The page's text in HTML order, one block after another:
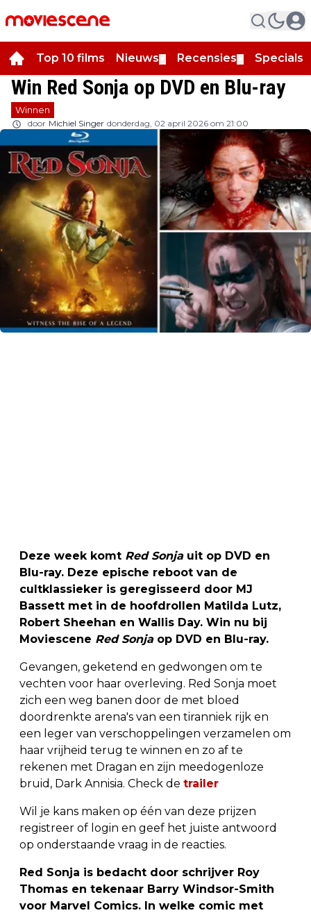
Top 10 films Nieuws Recensies Specials
Win Red Sonja op DVD en Blu-ray
Winnen
door Michiel Singer donderdag, 02 april 2026 om 21:00
Deze week komt Red Sonja uit op DVD en
Blu-ray. Deze epische reboot van de
cultklassieker is geregisseerd door MJ
Bassett met in de hoofdrollen Matilda Lutz,
Robert Sheehan en Wallis Day. Win nu bij
Moviescene Red Sonja op DVD en Blu-ray.
Gevangen, geketend en gedwongen om te
vechten voor haar overleving. Red Sonja moet
zich een weg banen door de met bloed
doordrenkte arena's van een tiranniek rijk en
een leger van verschoppelingen verzamelen om
haar vrijheid terug te winnen en zo af te
rekenen met Dragan en zijn meedogenloze
bruid, Dark Annisia. Check de trailer
Wil je kans maken op één van deze prijzen
registreer of login en geef het juiste antwoord
op onderstaande vraag in de reacties.
Red Sonja is bedacht door schrijver Roy
Thomas en tekenaar Barry Windsor-Smith
voor Marvel Comics. In welke comic met